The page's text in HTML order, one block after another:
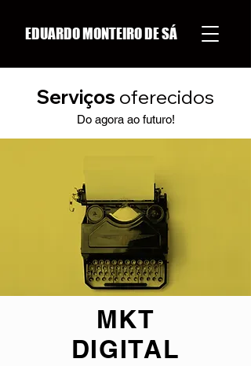
EDUARDO MONTEIRO DE SÁ
Serviços oferecidos
Do agora ao futuro!
MKT
DIGITAL